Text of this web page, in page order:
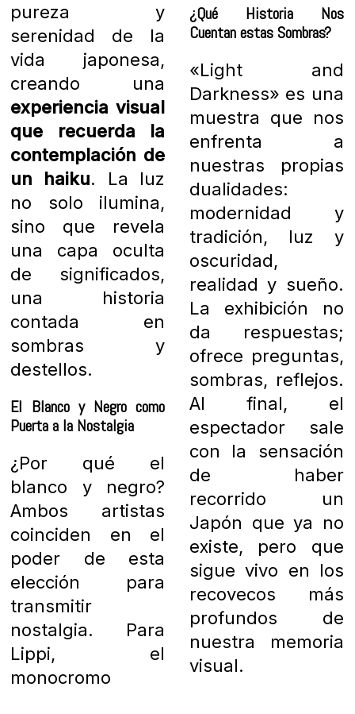
pureza y
serenidad de la
vida japonesa,
creando una
experiencia visual
que recuerda la
contemplación de
un haiku. La luz
no solo ilumina,
sino que revela
una capa oculta
de significados,
una historia
contada en
sombras y
destellos.
El Blanco y Negro como
Puerta a la Nostalgia
¿Por qué el
blanco y negro?
Ambos artistas
coinciden en el
poder de esta
elección para
transmitir
nostalgia. Para
Lippi, el
monocromo
¿Qué Historia Nos
Cuentan estas Sombras?
«Light and
Darkness» es una
muestra que nos
enfrenta a
nuestras propias
dualidades:
modernidad y
tradición, luz y
oscuridad,
realidad y sueño.
La exhibición no
da respuestas;
ofrece preguntas,
sombras, reflejos.
Al final, el
espectador sale
con la sensación
de haber
recorrido un
Japón que ya no
existe, pero que
sigue vivo en los
recovecos más
profundos de
nuestra memoria
visual.